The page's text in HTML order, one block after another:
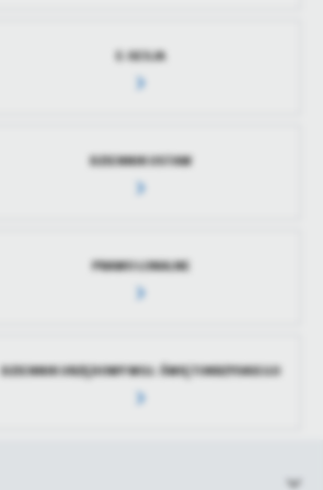
E-SESJA
DZIENNIK USTAW
PRAWO LOKALNE
DZIENNIK URZĘDOWY WOJ. ŚWIĘTOKRZYSKIEGO